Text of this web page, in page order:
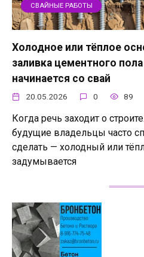
СВАЙНЫЕ РАБОТЫ
Холодное или тёплое
заливка цементного
начинается со свай
20.05.2026 0 89
Когда речь заходит о
будущие владельцы часто
сделать — холодный или
задумывается